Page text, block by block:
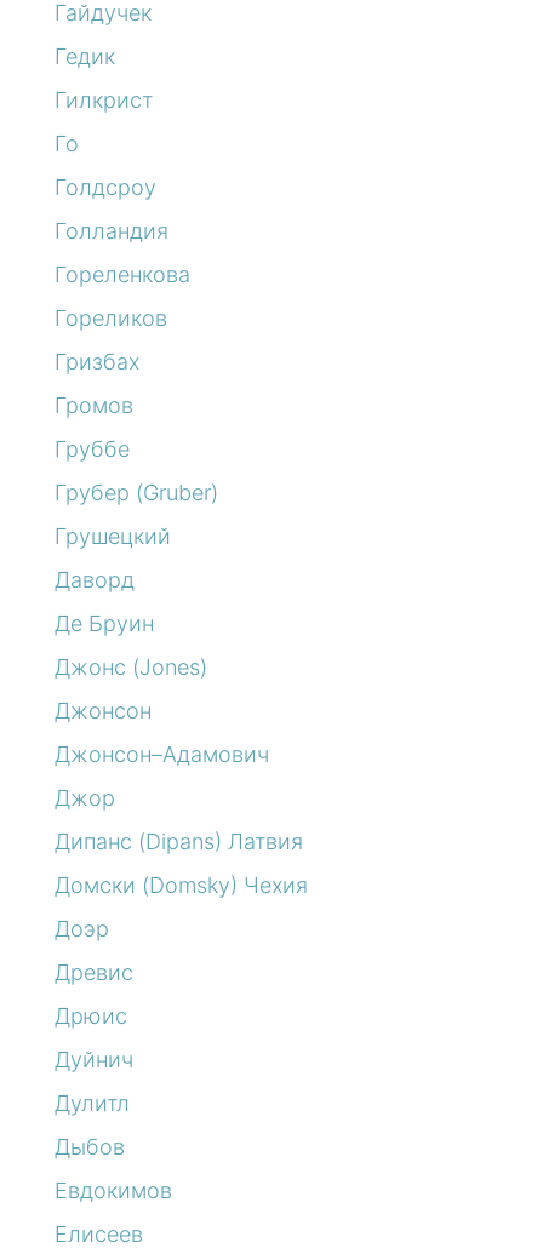
Гайдучек
Гедик
Гилкрист
Го
Голдсроу
Голландия
Гореленкова
Гореликов
Гризбах
Громов
Груббе
Грубер (Gruber)
Грушецкий
Даворд
Де Бруин
Джонс (Jones)
Джонсон
Джонсон–Адамович
Джор
Дипанс (Dipans) Латвия
Домски (Domsky) Чехия
Доэр
Древис
Дрюис
Дуйнич
Дулитл
Дыбов
Евдокимов
Елисеев